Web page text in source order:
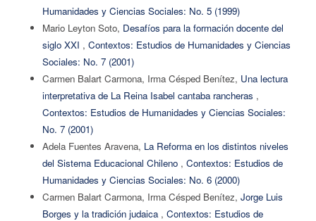
Humanidades y Ciencias Sociales: No. 5 (1999)
Mario Leyton Soto, Desafíos para la formación docente del
siglo XXI , Contextos: Estudios de Humanidades y Ciencias
Sociales: No. 7 (2001)
Carmen Balart Carmona, Irma Césped Benítez, Una lectura
interpretativa de La Reina Isabel cantaba rancheras ,
Contextos: Estudios de Humanidades y Ciencias Sociales:
No. 7 (2001)
Adela Fuentes Aravena, La Reforma en los distintos niveles
del Sistema Educacional Chileno , Contextos: Estudios de
Humanidades y Ciencias Sociales: No. 6 (2000)
Carmen Balart Carmona, Irma Césped Benítez, Jorge Luis
Borges y la tradición judaica , Contextos: Estudios de